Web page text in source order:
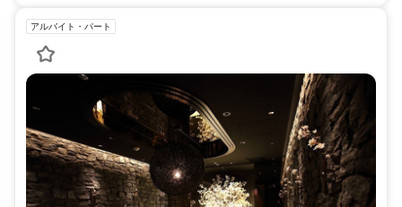
アルバイト・パート